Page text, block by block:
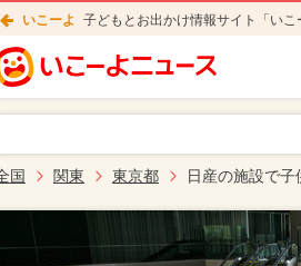
いこーよ 子どもとお出かけ情報サイト「い
国 関東 東京都 日産の施設で